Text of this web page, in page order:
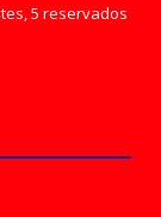
5 reservados